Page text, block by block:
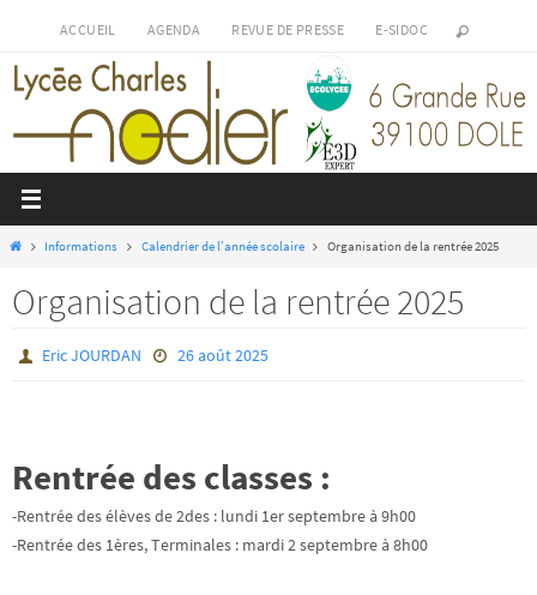
contenu
ACCUEIL AGENDA REVUE DE PRESSE E-SIDOC
HomeInformations Calendrier de l’année scolaire Organisation de la rentrée 2025
Organisation de la rentrée 2025
Eric JOURDAN 26 août 2025
Rentrée des classes :
-Rentrée des élèves de 2des : lundi 1er septembre à 9h00
-Rentrée des 1ères, Terminales : mardi 2 septembre à 8h00